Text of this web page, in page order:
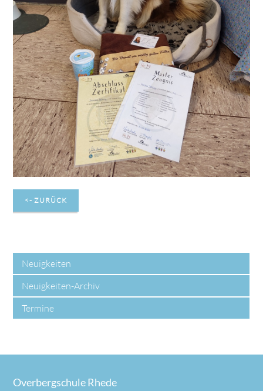
<- ZURÜCK
Neuigkeiten
Neuigkeiten-Archiv
Termine
Overbergschule Rhede